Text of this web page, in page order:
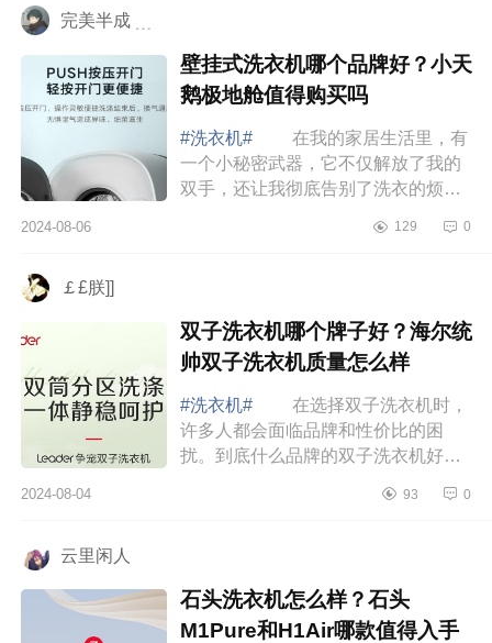
完美半成 ﹍
壁挂式洗衣机哪个品牌好？小天
鹅极地舱值得购买吗
#洗衣机#
在我的家居生活里，有
一个小秘密武器，它不仅解放了我的
双手，还让我彻底告别了洗衣的烦恼
编为大家介绍下壁挂式洗衣机哪个品
2024-08-06 129 0
￡£朕]]
双子洗衣机哪个牌子好？海尔统
帅双子洗衣机质量怎么样
#洗衣机#
在选择双子洗衣机时，
许多人都会面临品牌和性价比的困
扰。到底什么品牌的双子洗衣机好，
个牌子好？海尔统帅双子洗衣机质量
2024-08-04 93 0
云里闲人
石头洗衣机怎么样？石头
M1Pure和H1Air哪款值得入手